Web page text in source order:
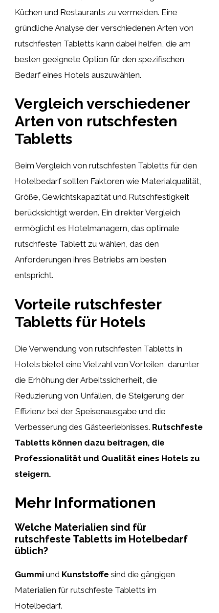
Küchen und Restaurants zu vermeiden. Eine
gründliche Analyse der verschiedenen Arten von
rutschfesten Tabletts kann dabei helfen, die am
besten geeignete Option für den spezifischen
Bedarf eines Hotels auszuwählen.
Vergleich verschiedener
Arten von rutschfesten
Tabletts
Beim Vergleich von rutschfesten Tabletts für den
Hotelbedarf sollten Faktoren wie Materialqualität,
Größe, Gewichtskapazität und Rutschfestigkeit
berücksichtigt werden. Ein direkter Vergleich
ermöglicht es Hotelmanagern, das optimale
rutschfeste Tablett zu wählen, das den
Anforderungen ihres Betriebs am besten
entspricht.
Vorteile rutschfester
Tabletts für Hotels
Die Verwendung von rutschfesten Tabletts in
Hotels bietet eine Vielzahl von Vorteilen, darunter
die Erhöhung der Arbeitssicherheit, die
Reduzierung von Unfällen, die Steigerung der
Effizienz bei der Speisenausgabe und die
Verbesserung des Gästeerlebnisses. Rutschfeste
Tabletts können dazu beitragen, die
Professionalität und Qualität eines Hotels zu
steigern.
Mehr Informationen
Welche Materialien sind für
rutschfeste Tabletts im Hotelbedarf
üblich?
Gummi und Kunststoffe sind die gängigen
Materialien für rutschfeste Tabletts im
Hotelbedarf.